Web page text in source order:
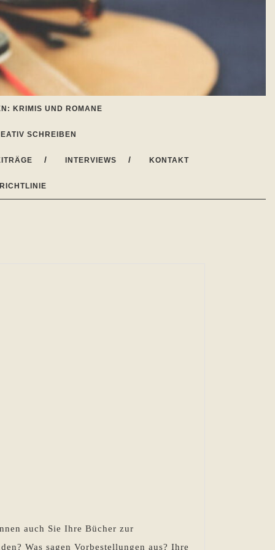
KRIMIS UND ROMANE
SCHREIBEN
INTERVIEWS KONTAKT
auch Sie Ihre Bücher zur
Was sagen Vorbestellungen aus? Ihre